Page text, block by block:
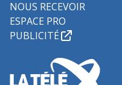
NOUS RECEVOIR
ESPACE PRO
PUBLICITÉ